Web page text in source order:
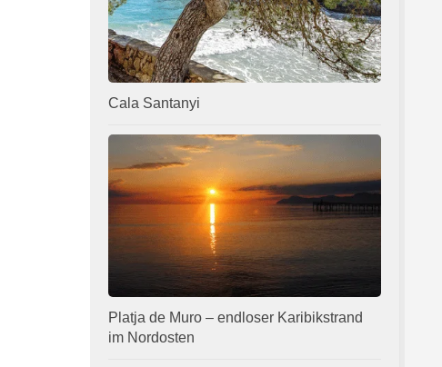
Cala Santanyi
Platja de Muro – endloser Karibikstrand
im Nordosten